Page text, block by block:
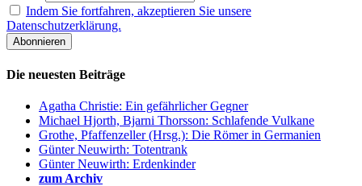
Indem Sie fortfahren, akzeptieren Sie unsere
Datenschutzerklärung.
Die neuesten Beiträge
Agatha Christie: Ein gefährlicher Gegner
Michael Hjorth, Bjarni Thorsson: Schlafende Vulkane
Grothe, Pfaffenzeller (Hrsg.): Die Römer in Germanien
Günter Neuwirth: Totentrank
Günter Neuwirth: Erdenkinder
zum Archiv